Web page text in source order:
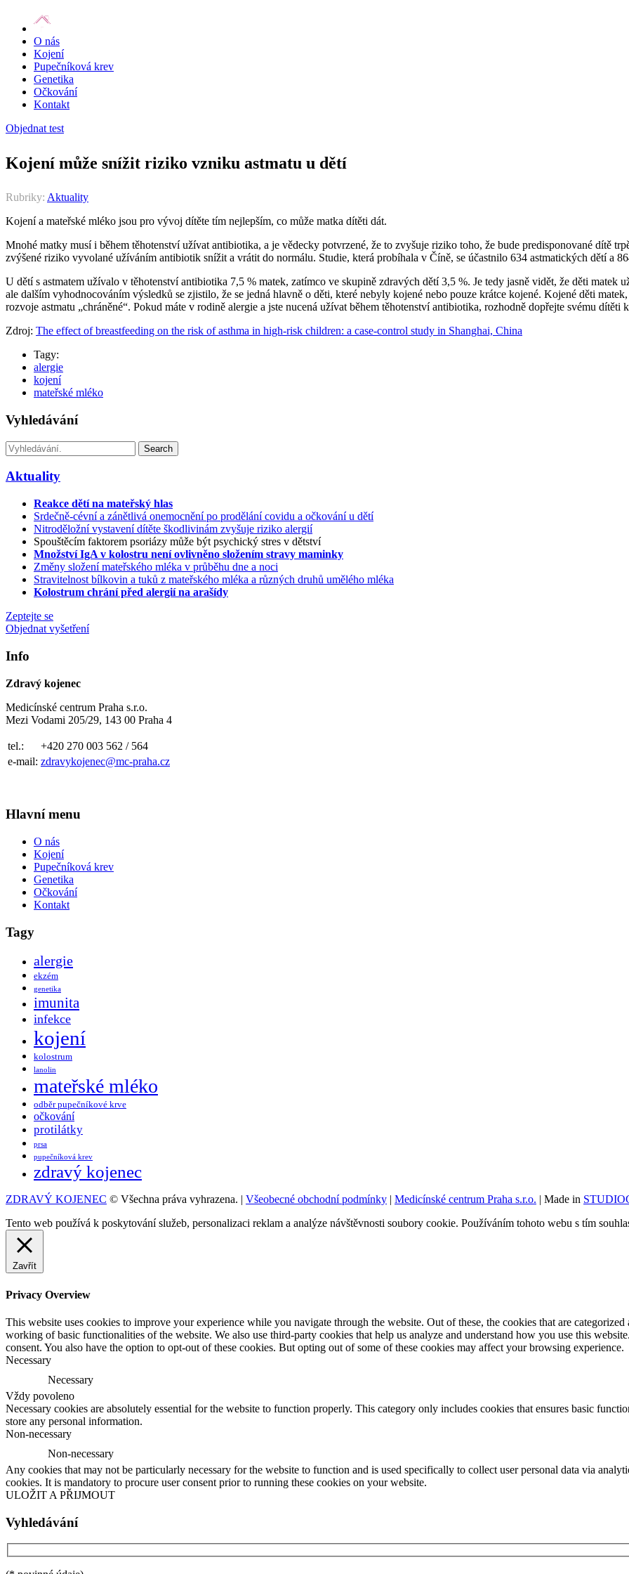
O nás
Kojení
Pupečníková krev
Genetika
Očkování
Kontakt
Objednat test
Kojení může snížit riziko vzniku astmatu u dětí
Rubriky: Aktuality
Kojení a mateřské mléko jsou pro vývoj dítěte tím nejlepším, co může matka dítěti dát.
Mnohé matky musí i během těhotenství užívat antibiotika, a je vědecky potvrzené, že to zvyšuje riziko toho, že bude predisponované dítě
zvýšené riziko vyvolané užíváním antibiotik snížit a vrátit do normálu. Studie, která probíhala v Číně, se účastnilo 634 astmatických dětí a
U dětí s astmatem užívalo v těhotenství antibiotika 7,5 % matek, zatímco ve skupině zdravých dětí 3,5 %. Je tedy jasně vidět, že děti matek
ale dalším vyhodnocováním výsledků se zjistilo, že se jedná hlavně o děti, které nebyly kojené nebo pouze krátce kojené. Kojené děti
rozvoje astmatu „chráněné“. Pokud máte v rodině alergie a jste nucená užívat během těhotenství antibiotika, rozhodně dopřejte svému dítěti
Zdroj: The effect of breastfeeding on the risk of asthma in high-risk children: a case-control study in Shanghai, China
Tagy:
alergie
kojení
mateřské mléko
Vyhledávání
Search
Aktuality
Reakce dětí na mateřský hlas
Srdečně-cévní a zánětlivá onemocnění po prodělání covidu a očkování u dětí
Nitroděložní vystavení dítěte škodlivinám zvyšuje riziko alergií
Spouštěcím faktorem psoriázy může být psychický stres v dětství
Množství IgA v kolostru není ovlivněno složením stravy maminky
Změny složení mateřského mléka v průběhu dne a noci
Stravitelnost bílkovin a tuků z mateřského mléka a různých druhů umělého mléka
Kolostrum chrání před alergií na arašídy
Zeptejte se
Objednat vyšetření
Info
Zdravý kojenec
Medicínské centrum Praha s.r.o.
Mezi Vodami 205/29, 143 00 Praha 4
tel.:
+420 270 003 562 / 564
e-mail: zdravykojenec@mc-praha.cz
Hlavní menu
O nás
Kojení
Pupečníková krev
Genetika
Očkování
Kontakt
Tagy
alergie
ekzém
genetika
imunita
infekce
kojení
kolostrum
lanolin
mateřské mléko
odběr pupečníkové krve
očkování
protilátky
prsa
pupečníková krev
zdravý kojenec
ZDRAVÝ KOJENEC © Všechna práva vyhrazena. | Všeobecné obchodní podmínky | Medicínské centrum Praha s.r.o. | Made in
Tento web používá k poskytování služeb, personalizaci reklam a analýze návštěvnosti soubory cookie. Používáním tohoto webu s tím
Zavřít
Privacy Overview
This website uses cookies to improve your experience while you navigate through the website. Out of these, the cookies that are categorized
working of basic functionalities of the website. We also use third-party cookies that help us analyze and understand how you use this
consent. You also have the option to opt-out of these cookies. But opting out of some of these cookies may affect your browsing experience.
Necessary
Necessary
Vždy povoleno
Necessary cookies are absolutely essential for the website to function properly. This category only includes cookies that ensures basic
store any personal information.
Non-necessary
Non-necessary
Any cookies that may not be particularly necessary for the website to function and is used specifically to collect user personal data via
cookies. It is mandatory to procure user consent prior to running these cookies on your website.
ULOŽIT A PŘIJMOUT
Vyhledávání